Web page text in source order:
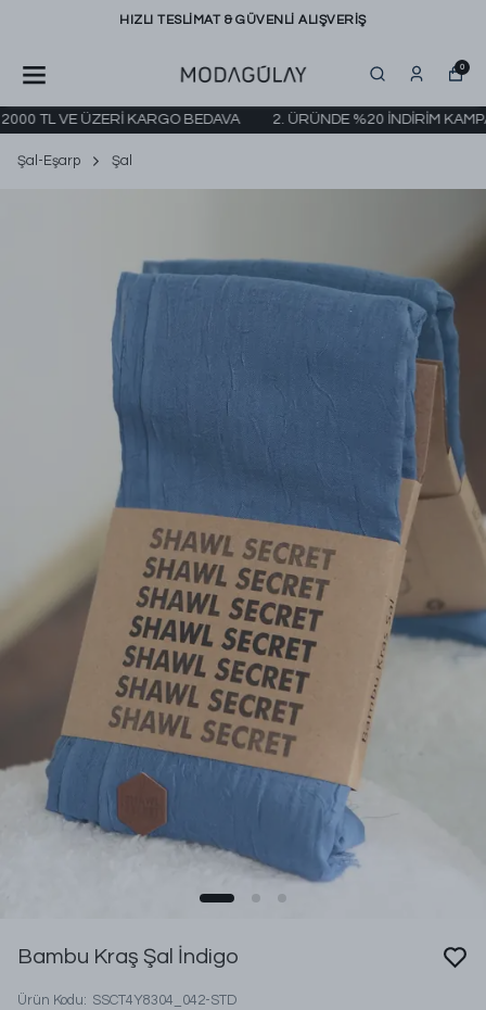
HIZLI TESLİMAT & GÜVENLİ ALIŞVERİŞ
0
TL VE ÜZERİ KARGO BEDAVA 2. ÜRÜNDE %20 İNDİRİM
Şal-Eşarp Şal
Bambu Kraş Şal İndigo
Ürün Kodu: SSCT4Y8304_042-STD